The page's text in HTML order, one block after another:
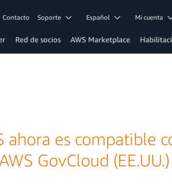
Contacto Soporte Español Mi cuenta
Red de socios AWS Marketplace
ahora es compatible
GovCloud (EE.UU.)